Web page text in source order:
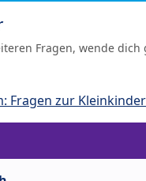
Fragen, wende dich
Fragen zur